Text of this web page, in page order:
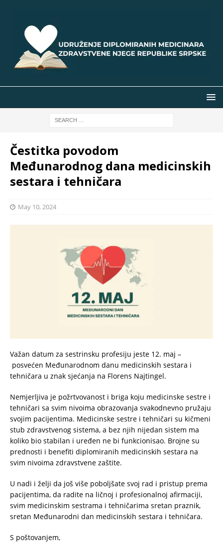
Čestitka povodom
Međunarodnog dana medicinskih
sestara i tehničara
May 10, 2024
Važan datum za sestrinsku profesiju jeste 12. maj –
posvećen Međunarodnom danu medicinskih sestara i
tehničara u znak sjećanja na Florens Najtingel.
Nemjerljiva je požrtvovanost i briga koju medicinske sestre i
tehničari sa svim nivoima obrazovanja svakodnevno pružaju
svojim pacijentima. Medicinske sestre i tehničari su kičmeni
stub zdravstvenog sistema, a bez njih nijedan sistem ma
koliko bio stabilan i uređen ne bi funkcionisao. Brojne su
prednosti i benefiti diplomiranih medicinskih sestara na
svim nivoima zdravstvene zaštite.
U nadi i želji da još više poboljšate svoj rad i pristup prema
pacijentima, da radite na ličnoj i profesionalnoj afirmaciji,
svim medicinskim sestrama i tehničarima sretan praznik,
sretan Međunarodni dan medicinskih sestara i tehničara.
S poštovanjem,